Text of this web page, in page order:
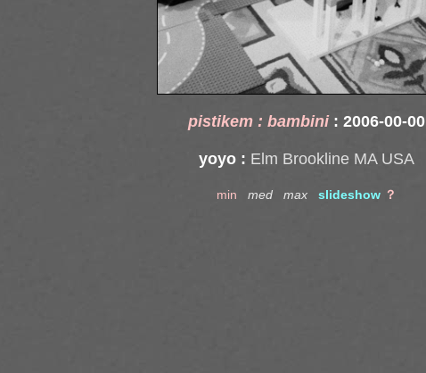
pistikem : bambini : 2006-00-00
yoyo : Elm Brookline MA USA
min med max slideshow ？